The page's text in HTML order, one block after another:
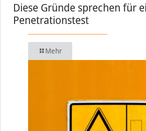
Diese Gründe sprechen für
Penetrationstest
Mehr